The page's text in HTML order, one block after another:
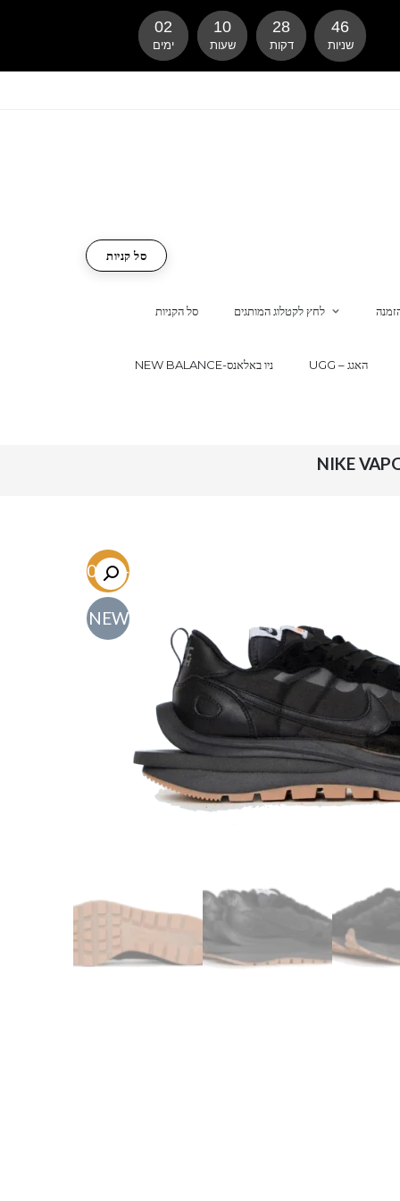
סל הקניות לחץ לקטלוג המותגים
NEW BALANCE-ניו באלאנס UGG – האגג
סל קניות
NIKE
-60.3%
NEW
02
ימים
10
שעות
28
דקות
45
שניות